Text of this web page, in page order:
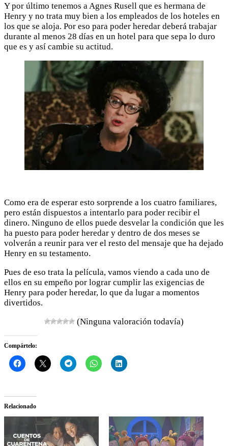
Y por último tenemos a Agnes Rusell que es hermana de
Henry y no trata muy bien a los empleados de los hoteles en
los que se aloja. Por eso para poder heredar deberá trabajar
durante al menos 28 días en un hotel para que sepa lo duro
que es y así cambie su actitud.
Como era de esperar esto sorprende a los cuatro familiares,
pero están dispuestos a intentarlo para poder recibir el
dinero. Ninguno de ellos puede desvelar la condición que les
ha puesto para poder heredar y dentro de dos meses se
volverán a reunir para ver el resto del mensaje que ha dejado
Henry en su testamento.
Pues de eso trata la película, vamos viendo a cada uno de
ellos en su empeño por lograr cumplir las exigencias de
Henry para poder heredar, lo que da lugar a momentos
divertidos.
(Ninguna valoración todavía)
Compártelo:
Relacionado